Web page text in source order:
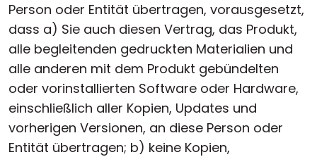
Person oder Entität übertragen, vorausgesetzt,
dass a) Sie auch diesen Vertrag, das Produkt,
alle begleitenden gedruckten Materialien und
alle anderen mit dem Produkt gebündelten
oder vorinstallierten Software oder Hardware,
einschließlich aller Kopien, Updates und
vorherigen Versionen, an diese Person oder
Entität übertragen; b) keine Kopien,